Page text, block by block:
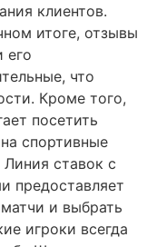
клиентов.
итоге, отзывы
его
что
Кроме того,
посетить
спортивные
ставок с
предоставляет
и выбрать
игроки всегда